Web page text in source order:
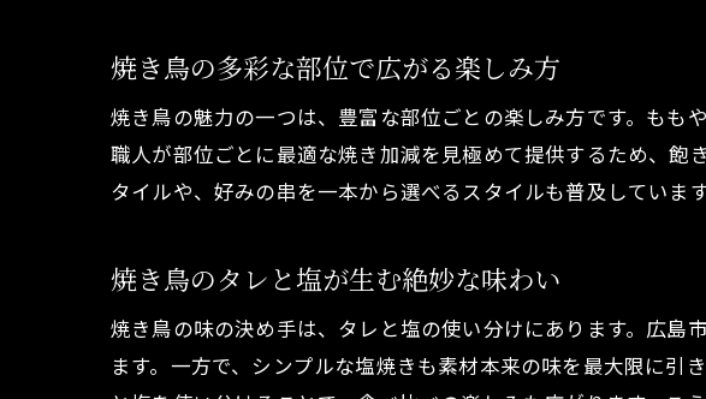
焼き鳥の多彩な部位で広がる楽しみ方
焼き鳥の魅力の一つは、豊富な部位ごとの楽しみ方です。もも
職人が部位ごとに最適な焼き加減を見極めて提供するため、
タイルや、好みの串を一本から選べるスタイルも普及していま
焼き鳥のタレと塩が生む絶妙な味わい
焼き鳥の味の決め手は、タレと塩の使い分けにあります。広
ます。一方で、シンプルな塩焼きも素材本来の味を最大限に